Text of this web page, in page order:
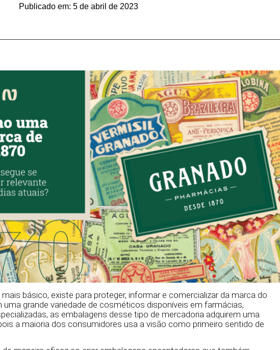
Publicado em: 5 de abril de 2023
básico, existe para proteger, informar e comercializar da marca do
grande variedade de cosméticos disponíveis em farmácias,
as embalagens desse tipo de mercadoria adquirem uma
a maioria dos consumidores usa a visão como primeiro sentido de